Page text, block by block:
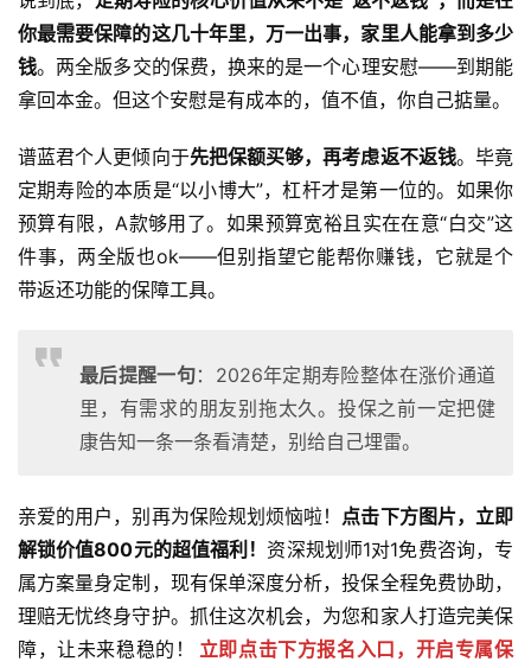
你最需要保障的这几十年里，万一出事，家里人能拿到多少
钱。两全版多交的保费，换来的是一个心理安慰——到期能
拿回本金。但这个安慰是有成本的，值不值，你自己掂量。
谱蓝君个人更倾向于先把保额买够，再考虑返不返钱。毕竟
定期寿险的本质是“以小博大”，杠杆才是第一位的。如果你
预算有限，A款够用了。如果预算宽裕且实在在意“白交”这
件事，两全版也ok——但别指望它能帮你赚钱，它就是个
带返还功能的保障工具。
最后提醒一句：2026年定期寿险整体在涨价通道
里，有需求的朋友别拖太久。投保之前一定把健
康告知一条一条看清楚，别给自己埋雷。
亲爱的用户，别再为保险规划烦恼啦！ 点击下方图片，立即
解锁价值800元的超值福利！ 资深规划师1对1免费咨询，专
属方案量身定制，现有保单深度分析，投保全程免费协助，
理赔无忧终身守护。抓住这次机会，为您和家人打造完美保
障，让未来稳稳的！
立即点击下方报名入口，开启专属保